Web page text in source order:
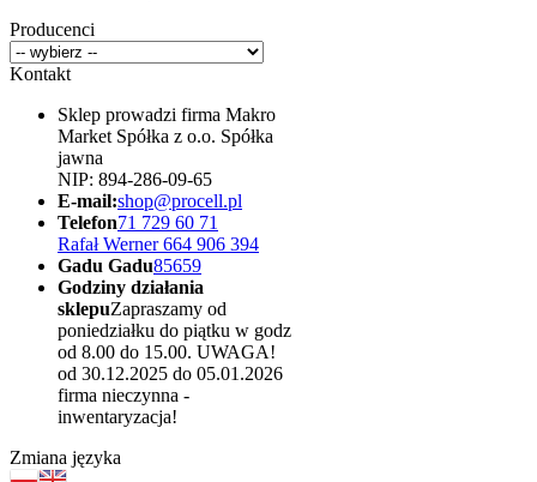
Producenci
Kontakt
Sklep prowadzi firma Makro
Market Spółka z o.o. Spółka
jawna
NIP: 894-286-09-65
E-mail:shop@procell.pl
Telefon71 729 60 71
Rafał Werner 664 906 394
Gadu Gadu85659
Godziny działania
sklepuZapraszamy od
poniedziałku do piątku w godz
od 8.00 do 15.00. UWAGA!
od 30.12.2025 do 05.01.2026
firma nieczynna -
inwentaryzacja!
Zmiana języka